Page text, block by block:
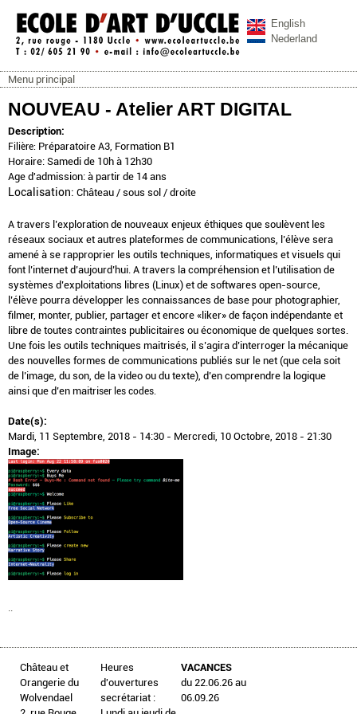
Aller au contenu principal
ecoleartuccle.be
English
Nederland
Menu principal
Menu principal
NOUVEAU - Atelier ART DIGITAL
Description:
Filière: Préparatoire A3, Formation B1
Horaire: Samedi de 10h à 12h30
Age d'admission: à partir de 14 ans
Localisation: Château / sous sol / droite
A travers l’exploration de nouveaux enjeux éthiques que soulèvent les
réseaux sociaux et autres plateformes de communications, l’élève sera
amené à se rapproprier les outils techniques, informatiques et visuels qui
font l’internet d’aujourd’hui. A travers la compréhension et l’utilisation de
systèmes d’exploitations libres (Linux) et de softwares open-source,
l’élève pourra développer les connaissances de base pour photographier,
filmer, monter, publier, partager et encore «liker» de façon indépendante et
libre de toutes contraintes publicitaires ou économique de quelques sortes.
Une fois les outils techniques maitrisés, il s’agira d’interroger la mécanique
des nouvelles formes de communications publiés sur le net (que cela soit
de l’image, du son, de la video ou du texte), d’en comprendre la logique
ainsi que d’en maitriser les codes.
Date(s):
Mardi, 11 Septembre, 2018 - 14:30 - Mercredi, 10 Octobre, 2018 - 21:30
Image:
..
Château et
Orangerie du
Wolvendael
Heures
d'ouvertures
secrétariat :
VACANCES
du 22.06.26 au
06.09.26